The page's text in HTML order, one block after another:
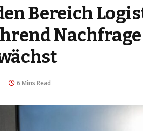
Bereich
6 Mins Read